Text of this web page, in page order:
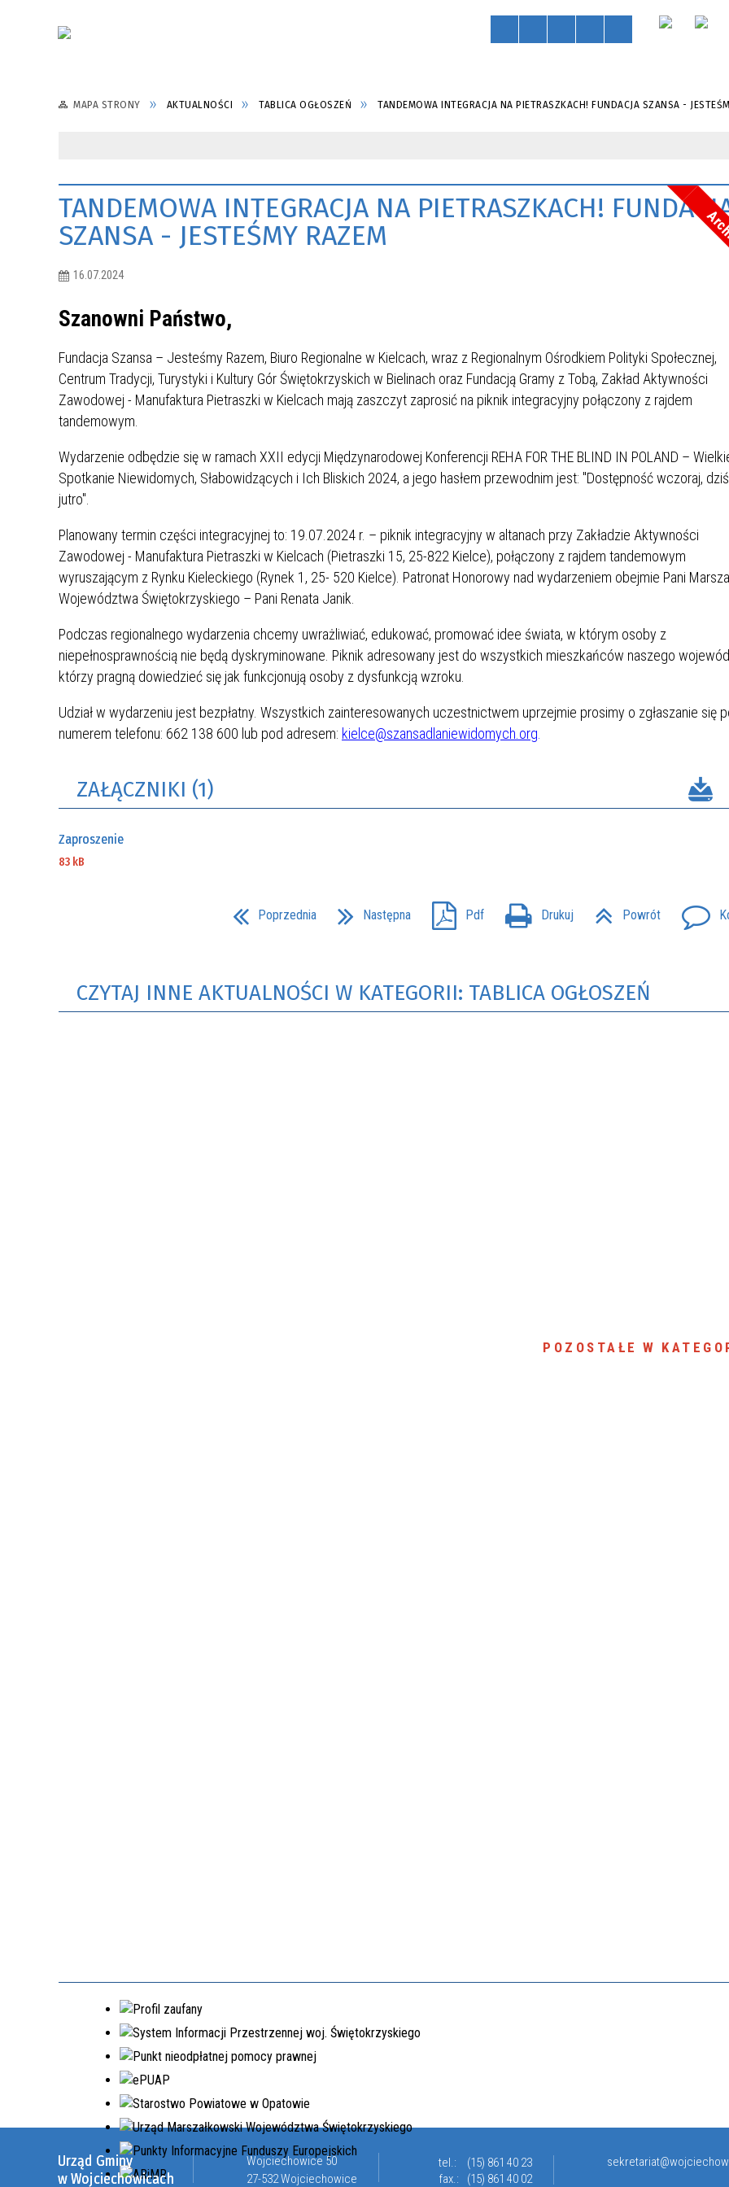
MAPA STRONY AKTUALNOŚCI TABLICA OGŁOSZEŃ TANDEMOWA INTEGRACJA NA PIETRASZKACH! FUNDACJA SZANSA -
TANDEMOWA INTEGRACJA NA PIETRASZKACH!
SZANSA - JESTEŚMY RAZEM
16.07.2024
Szanowni Państwo,
Fundacja Szansa – Jesteśmy Razem, Biuro Regionalne w Kielcach, wraz z Regionalnym Ośrodkiem Polityki Społecznej,
Centrum Tradycji, Turystyki i Kultury Gór Świętokrzyskich w Bielinach oraz Fundacją Gramy z Tobą, Zakład Aktywności
Zawodowej - Manufaktura Pietraszki w Kielcach mają zaszczyt zaprosić na piknik integracyjny połączony z rajdem
tandemowym.
Wydarzenie odbędzie się w ramach XXII edycji Międzynarodowej Konferencji REHA FOR THE BLIND IN POLAND –
Spotkanie Niewidomych, Słabowidzących i Ich Bliskich 2024, a jego hasłem przewodnim jest: "Dostępność wczoraj,
jutro".
Planowany termin części integracyjnej to: 19.07.2024 r. – piknik integracyjny w altanach przy Zakładzie Aktywności
Zawodowej - Manufaktura Pietraszki w Kielcach (Pietraszki 15, 25-822 Kielce), połączony z rajdem tandemowym
wyruszającym z Rynku Kieleckiego (Rynek 1, 25- 520 Kielce). Patronat Honorowy nad wydarzeniem obejmie Pani
Województwa Świętokrzyskiego – Pani Renata Janik.
Podczas regionalnego wydarzenia chcemy uwrażliwiać, edukować, promować idee świata, w którym osoby z
niepełnosprawnością nie będą dyskryminowane. Piknik adresowany jest do wszystkich mieszkańców naszego
którzy pragną dowiedzieć się jak funkcjonują osoby z dysfunkcją wzroku.
Udział w wydarzeniu jest bezpłatny. Wszystkich zainteresowanych uczestnictwem uprzejmie prosimy o zgłaszanie się
numerem telefonu: 662 138 600 lub pod adresem: kielce@szansadlaniewidomych.org
ZAŁĄCZNIKI (1)
Zaproszenie
83 kB
Poprzednia Następna Pdf Drukuj Powrót
CZYTAJ INNE AKTUALNOŚCI W KATEGORII: TABLICA OGŁOSZEŃ
POZOSTAŁE W
Urząd Gminy
w Wojciechowicach
Wojciechowice 50
27-532 Wojciechowice
tel.:
(15) 861 40 23
fax.:
(15) 861 40 02